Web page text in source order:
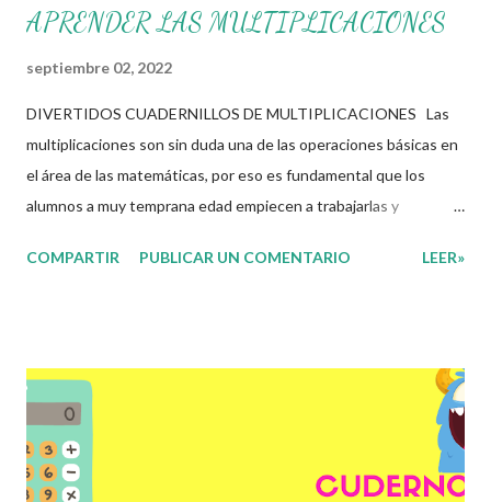
APRENDER LAS MULTIPLICACIONES
septiembre 02, 2022
DIVERTIDOS CUADERNILLOS DE MULTIPLICACIONES Las
multiplicaciones son sin duda una de las operaciones básicas en
el área de las matemáticas, por eso es fundamental que los
alumnos a muy temprana edad empiecen a trabajarlas y
importante ya que sin duda alguna sin ellas el alumno no podrá
mas entretenida con las multiplicaciones, donde los alumnos
aprenderán, repasaran y se divertirán mientras trabajan, no
obstante no debemos olvidar que estos solo son unos
materiales de apoyo a su trabajo docente y los que deciden que
COMPARTIR PUBLICAR UN COMENTARIO LEER»